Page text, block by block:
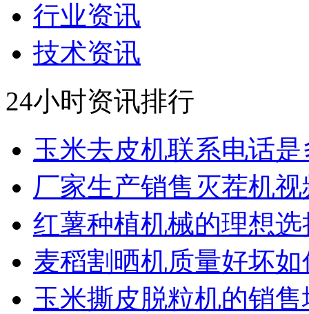
行业资讯
技术资讯
24小时资讯排行
玉米去皮机联系电话
厂家生产销售灭茬机视
红薯种植机械的理想选
麦稻割晒机质量好坏
玉米撕皮脱粒机的销